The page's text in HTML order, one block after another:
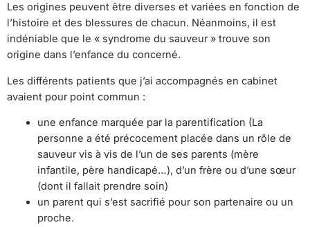
Les origines peuvent être diverses et variées en fonction de
l’histoire et des blessures de chacun. Néanmoins, il est
indéniable que le « syndrome du sauveur » trouve son
origine dans l’enfance du concerné.
Les différents patients que j’ai accompagnés en cabinet
avaient pour point commun :
une enfance marquée par la parentification (La
personne a été précocement placée dans un rôle de
sauveur vis à vis de l’un de ses parents (mère
infantile, père handicapé…), d’un frère ou d’une sœur
(dont il fallait prendre soin)
un parent qui s’est sacrifié pour son partenaire ou un
proche.